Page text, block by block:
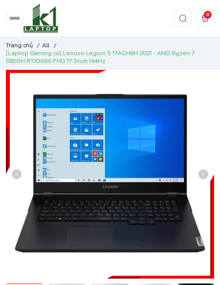
0
Trang chủ / All
/
[Laptop Gaming cũ] Lenovo Legion 5 17ACH6H 2021 - AMD Ryzen 7
5800H RTX3060 FHD 17.3inch 144Hz